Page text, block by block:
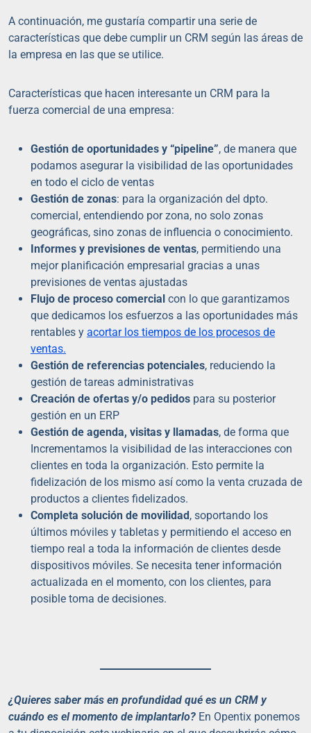
A continuación, me gustaría compartir una serie de
características que debe cumplir un CRM según las áreas de
la empresa en las que se utilice.
Características que hacen interesante un CRM para la
fuerza comercial de una empresa:
Gestión de oportunidades y “pipeline”, de manera que
podamos asegurar la visibilidad de las oportunidades
en todo el ciclo de ventas
Gestión de zonas: para la organización del dpto.
comercial, entendiendo por zona, no solo zonas
geográficas, sino zonas de influencia o conocimiento.
Informes y previsiones de ventas, permitiendo una
mejor planificación empresarial gracias a unas
previsiones de ventas ajustadas
Flujo de proceso comercial con lo que garantizamos
que dedicamos los esfuerzos a las oportunidades más
rentables y acortar los tiempos de los procesos de
ventas.
Gestión de referencias potenciales, reduciendo la
gestión de tareas administrativas
Creación de ofertas y/o pedidos para su posterior
gestión en un ERP
Gestión de agenda, visitas y llamadas, de forma que
Incrementamos la visibilidad de las interacciones con
clientes en toda la organización. Esto permite la
fidelización de los mismo así como la venta cruzada de
productos a clientes fidelizados.
Completa solución de movilidad, soportando los
últimos móviles y tabletas y permitiendo el acceso en
tiempo real a toda la información de clientes desde
dispositivos móviles. Se necesita tener información
actualizada en el momento, con los clientes, para
posible toma de decisiones.
¿Quieres saber más en profundidad qué es un CRM y
cuándo es el momento de implantarlo? En Opentix ponemos